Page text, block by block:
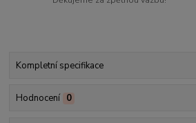
Kompletní specifikace
Hodnocení 0